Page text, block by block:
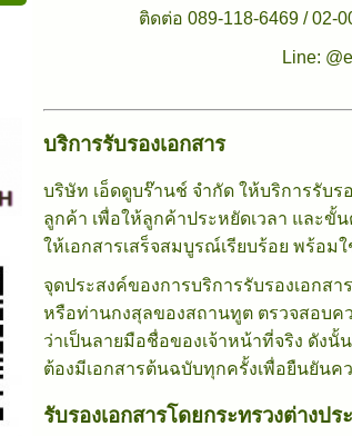
ติดต่อ 089-118-6469 / 02-
Line:
บริการรับรองเอกสาร
บริษัท เอ็ดดูบร๊านช์ จำกัด ให้บริการรับ
ลูกค้า เพื่อให้ลูกค้าประหยัดเวลา และขั้
ให้เอกสารเสร็จสมบูรณ์เรียบร้อย พร้อม
จุดประสงค์ของการบริการรับรองเอกสา
หรือท่านกงสุลของสถานทูต ตรวจสอบค
ว่าเป็นลายมือชื่อของเจ้าหน้าที่จริง ดังนั้
ต้องมีเอกสารต้นฉบับทุกครั้งเพื่อยืนยันค
รับรองเอกสารโดยกระทรวงต่างป